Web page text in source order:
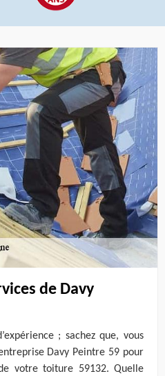
de Davy
; sachez que, vous
Davy Peintre 59 pour
votre toiture 59132. Quelle